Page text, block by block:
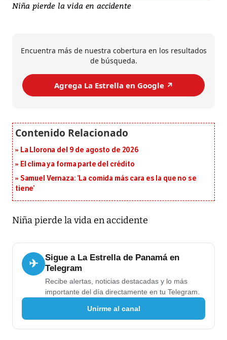
Niña pierde la vida en accidente
Encuentra más de nuestra cobertura en los resultados
de búsqueda.
Agrega La Estrella en Google ↗️
La Llorona del 9 de agosto de 2026
El clima ya forma parte del crédito
Samuel Vernaza: ‘La comida más cara es la que no se
tiene’
Niña pierde la vida en accidente
✈
Sigue a La Estrella de Panamá en
Telegram
Recibe alertas, noticias destacadas y lo más
importante del día directamente en tu Telegram.
Unirme al canal